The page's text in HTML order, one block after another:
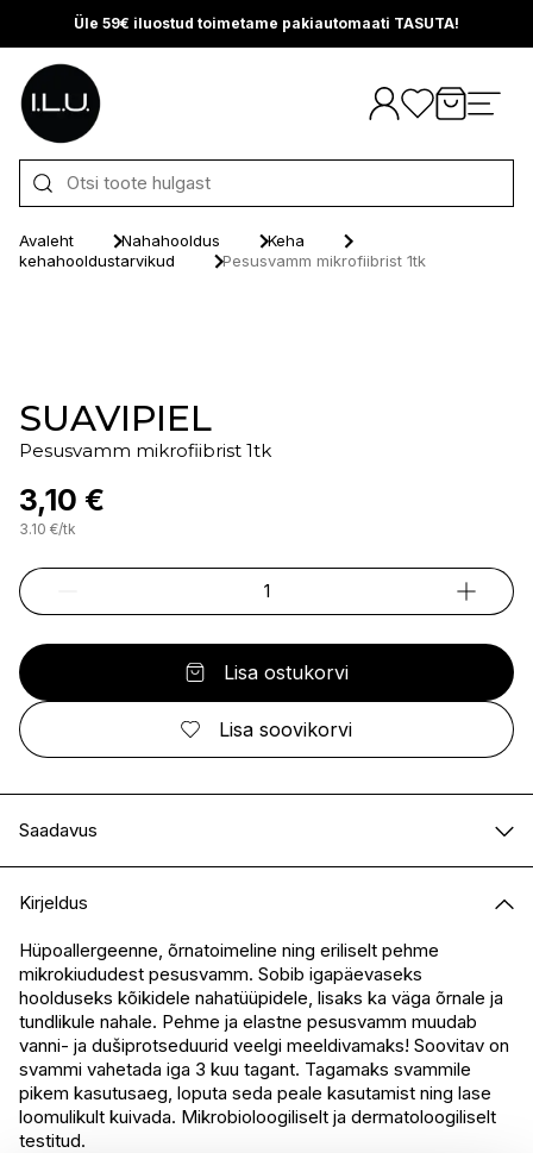
Üle 59€ iluostud toimetame pakiautomaati TASUTA!
Otse sisu juurde
Avaleht Nahahooldus
Keha
kehahooldustarvikud
Pesusvamm mikrofiibrist 1tk
SUAVIPIEL
Pesusvamm mikrofiibrist 1tk
3,10 €
3.10 €/tk
Lisa ostukorvi
Lisa soovikorvi
Saadavus
I.L.U. Kristiine
I.L.U. Ülemiste
Saadaval
I.L.U. Rocca
Saadaval
I.L.U. Lõunakeskus
Ei ole saadaval
I.L.U. Pärnu
Ei ole saadaval
Kirjeldus
Hüpoallergeenne, õrnatoimeline ning eriliselt pehme
mikrokiududest pesusvamm. Sobib igapäevaseks
hoolduseks kõikidele nahatüüpidele, lisaks ka väga õrnale ja
tundlikule nahale. Pehme ja elastne pesusvamm muudab
vanni- ja dušiprotseduurid veelgi meeldivamaks! Soovitav on
svammi vahetada iga 3 kuu tagant. Tagamaks svammile
pikem kasutusaeg, loputa seda peale kasutamist ning lase
loomulikult kuivada. Mikrobioloogiliselt ja dermatoloogiliselt
testitud.